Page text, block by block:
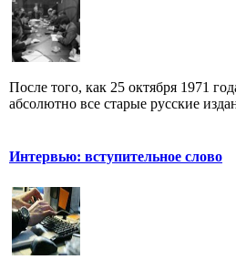
После того, как 25 октября 1971
абсолютно все старые русские
Интервью: вступительное слово